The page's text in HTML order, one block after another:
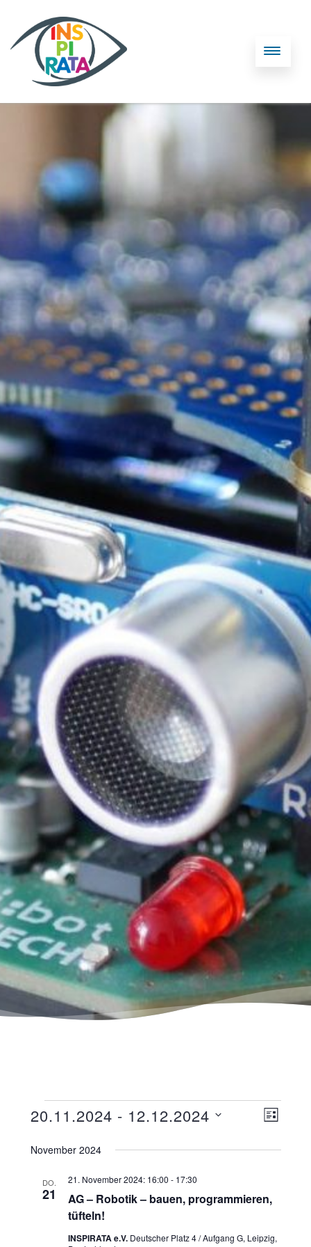
LISTE
20.11.2024 - 12.12.2024
November 2024
DO.
21
AG – Robotik – bauen, programmieren,
tüfteln!
21. November 2024: 16:00 - 17:30
INSPIRATA e.V. Deutscher Platz 4 / Aufgang G, Leipzig,